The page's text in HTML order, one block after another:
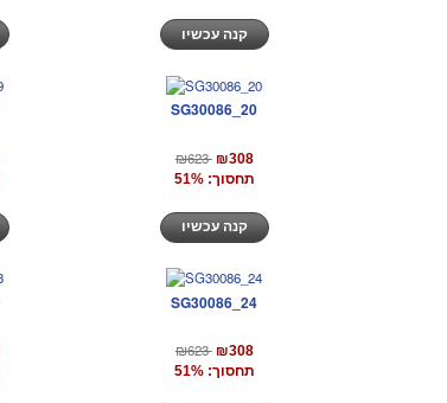
קנה עכשיו
SG30086_20
₪623 ₪308
תחסוך: 51%
קנה עכשיו
SG30086_24
₪623 ₪308
תחסוך: 51%